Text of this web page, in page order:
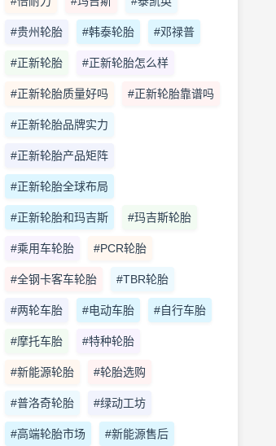
#贵州轮胎 #韩泰轮胎 #邓禄普
#正新轮胎 #正新轮胎怎么样
#正新轮胎质量好吗 #正新轮胎靠谱吗
#正新轮胎品牌实力
#正新轮胎产品矩阵
#正新轮胎全球布局
#正新轮胎和玛吉斯 #玛吉斯轮胎
#乘用车轮胎 #PCR轮胎
#全钢卡客车轮胎 #TBR轮胎
#两轮车胎 #电动车胎 #自行车胎
#摩托车胎 #特种轮胎
#新能源轮胎 #轮胎选购
#普洛奇轮胎 #绿动工坊
#高端轮胎市场 #新能源售后